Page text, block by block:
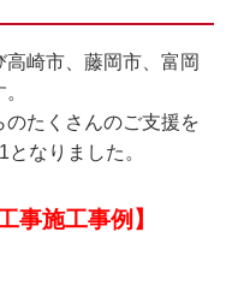
崎市、藤岡市、富岡
のたくさんのご支援を
なりました。
事施工事例】